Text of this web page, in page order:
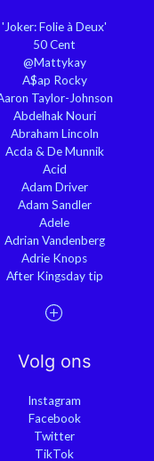
'Joker: Folie à Deux'
50 Cent
@Mattykay
A$ap Rocky
Taylor-Johnson
Abdelhak Nouri
Abraham Lincoln
Acda & De Munnik
Acid
Adam Driver
Adam Sandler
Adele
Adrian Vandenberg
Adrie Knops
After Kingsday tip
Volg ons
Instagram
Facebook
Twitter
TikTok